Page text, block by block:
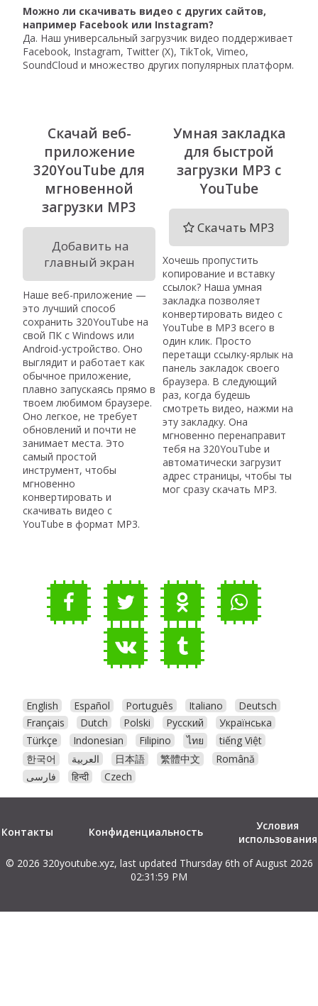
Можно ли скачивать видео с других сайтов,
например Facebook или Instagram?
Да. Наш универсальный загрузчик видео поддерживает
Facebook, Instagram, Twitter (X), TikTok, Vimeo,
SoundCloud и множество других популярных платформ.
Скачай веб-
приложение
320YouTube для
мгновенной
загрузки MP3
Добавить на
главный экран
Наше веб-приложение —
это лучший способ
сохранить 320YouTube на
свой ПК с Windows или
Android-устройство. Оно
выглядит и работает как
обычное приложение,
плавно запускаясь прямо в
твоем любимом браузере.
Оно легкое, не требует
обновлений и почти не
занимает места. Это
самый простой
инструмент, чтобы
мгновенно
конвертировать и
скачивать видео с
YouTube в формат MP3.
Умная закладка
для быстрой
загрузки MP3 с
YouTube
Скачать MP3
Хочешь пропустить
копирование и вставку
ссылок? Наша умная
закладка позволяет
конвертировать видео с
YouTube в MP3 всего в
один клик. Просто
перетащи ссылку-ярлык на
панель закладок своего
браузера. В следующий
раз, когда будешь
смотреть видео, нажми на
эту закладку. Она
мгновенно перенаправит
тебя на 320YouTube и
автоматически загрузит
адрес страницы, чтобы ты
мог сразу скачать MP3.
English Español Português Italiano
Deutsch
Français
Dutch Polski Русский
Українська
Türkçe
Indonesian Filipino ไทย
tiếng Việt
한국어
العربية 日本語 繁體中文
Română
فارسی
हिन्दी Czech
Контакты Конфиденциальность
Условия
использования
© 2026 320youtube.xyz, last updated Thursday 6th of August 2026
02:31:59 PM